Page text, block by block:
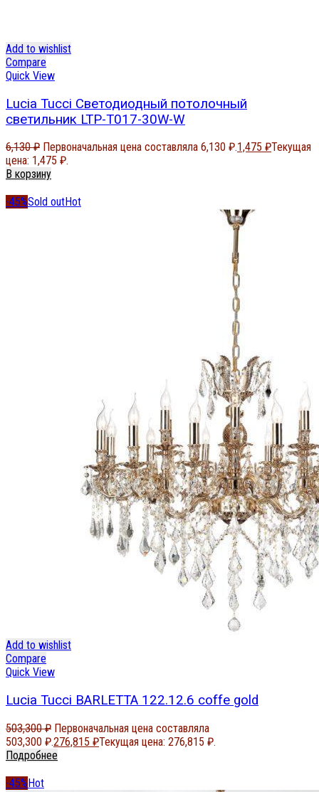
Add to wishlist
Compare
Quick View
Lucia Tucci Светодиодный потолочный
светильник LTP-T017-30W-W
6,130₽ Первоначальная цена составляла 6,130 ₽.1,475 ₽Текущая
цена: 1,475 ₽.
В корзину
-45%Sold outHot
Add to wishlist
Compare
Quick View
Lucia Tucci BARLETTA 122.12.6 coffe gold
503,300₽ Первоначальная цена составляла
503,300 ₽.276,815 ₽Текущая цена: 276,815 ₽.
Подробнее
-45%Hot